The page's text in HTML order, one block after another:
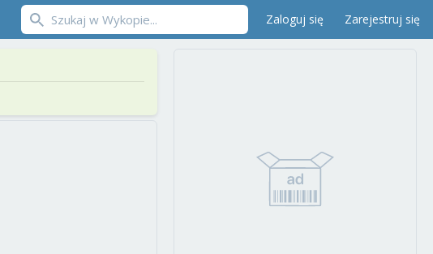
Zaloguj się Zarejestruj się